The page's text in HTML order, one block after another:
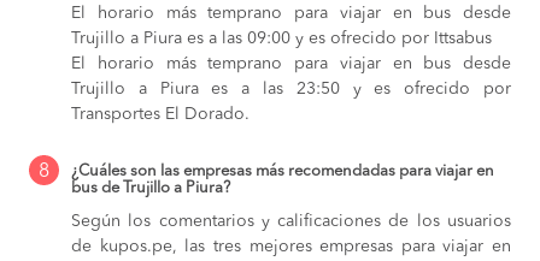
El horario más temprano para viajar en bus desde
Trujillo a Piura es a las 09:00 y es ofrecido por Ittsabus
El horario más temprano para viajar en bus desde
Trujillo a Piura es a las 23:50 y es ofrecido por
Transportes El Dorado.
8
¿Cuáles son las empresas más recomendadas para viajar en
bus de Trujillo a Piura?
Según los comentarios y calificaciones de los usuarios
de kupos.pe, las tres mejores empresas para viajar en